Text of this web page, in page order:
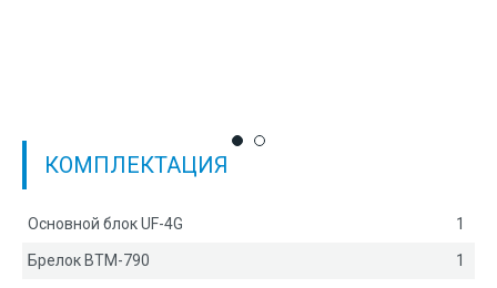
КОМПЛЕКТАЦИЯ
Основной блок UF-4G 1
Брелок BTM-790 1